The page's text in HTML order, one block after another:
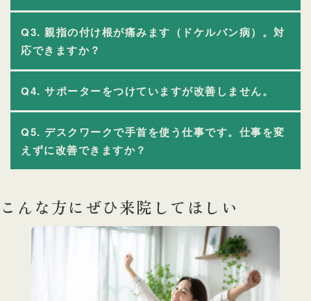
Q3. 親指の付け根が痛みます（ドケルバン病）。対
応できますか？
Q4. サポーターをつけていますが改善しません。
Q5. デスクワークで手首を使う仕事です。仕事を変
えずに改善できますか？
こんな方にぜひ来院してほしい